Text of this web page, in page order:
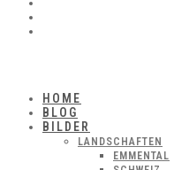
HOME
BLOG
BILDER
LANDSCHAFTEN
EMMENTAL